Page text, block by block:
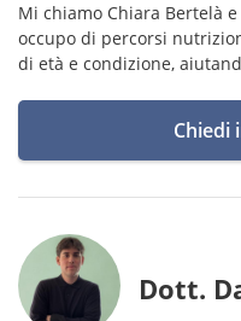
Mi chiamo Chiara Bertelà
occupo di percorsi
di età e condizione,
Chiedi
Dott.